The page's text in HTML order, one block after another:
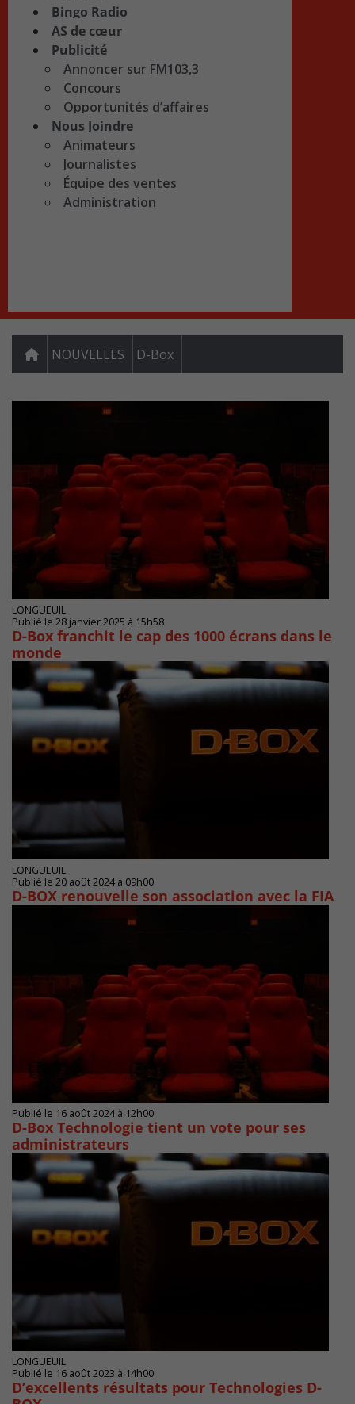
Bingo Radio
AS de cœur
Publicité
Annoncer sur FM103,3
Concours
Opportunités d’affaires
Nous Joindre
Animateurs
Journalistes
Équipe des ventes
Administration
NOUVELLES D-Box
LONGUEUIL
Publié le 28 janvier 2025 à 15h58
D-Box franchit le cap des 1000 écrans dans le
monde
LONGUEUIL
Publié le 20 août 2024 à 09h00
D-BOX renouvelle son association avec la FIA
Publié le 16 août 2024 à 12h00
D-Box Technologie tient un vote pour ses
administrateurs
LONGUEUIL
Publié le 16 août 2023 à 14h00
D’excellents résultats pour Technologies D-